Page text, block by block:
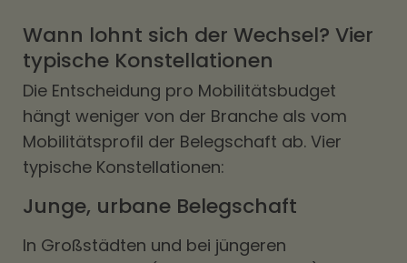
Wann lohnt sich der Wechsel? Vier
typische Konstellationen
Die Entscheidung pro Mobilitätsbudget
hängt weniger von der Branche als vom
Mobilitätsprofil der Belegschaft ab. Vier
typische Konstellationen:
Junge, urbane Belegschaft
In Großstädten und bei jüngeren